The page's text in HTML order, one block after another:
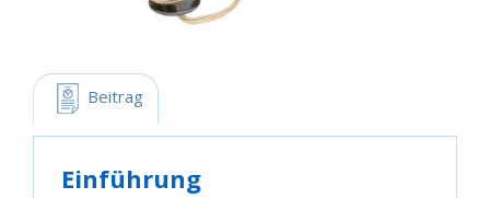
Beitrag
Einführung